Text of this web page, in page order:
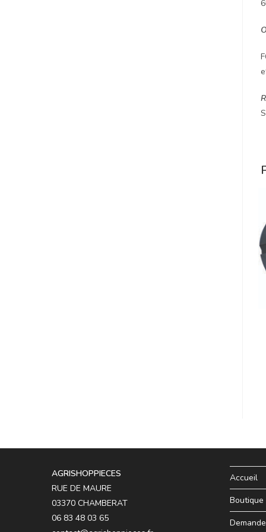
AGRISHOPPIECES
RUE DE MAURE
03370 CHAMBERAT
06 83 48 03 65
Accueil
Boutique